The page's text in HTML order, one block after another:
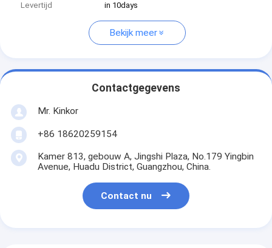
Levertijd
in 10days
Bekijk meer
Contactgegevens
Mr. Kinkor
+86 18620259154
Kamer 813, gebouw A, Jingshi Plaza, No.179 Yingbin
Avenue, Huadu District, Guangzhou, China.
Contact nu